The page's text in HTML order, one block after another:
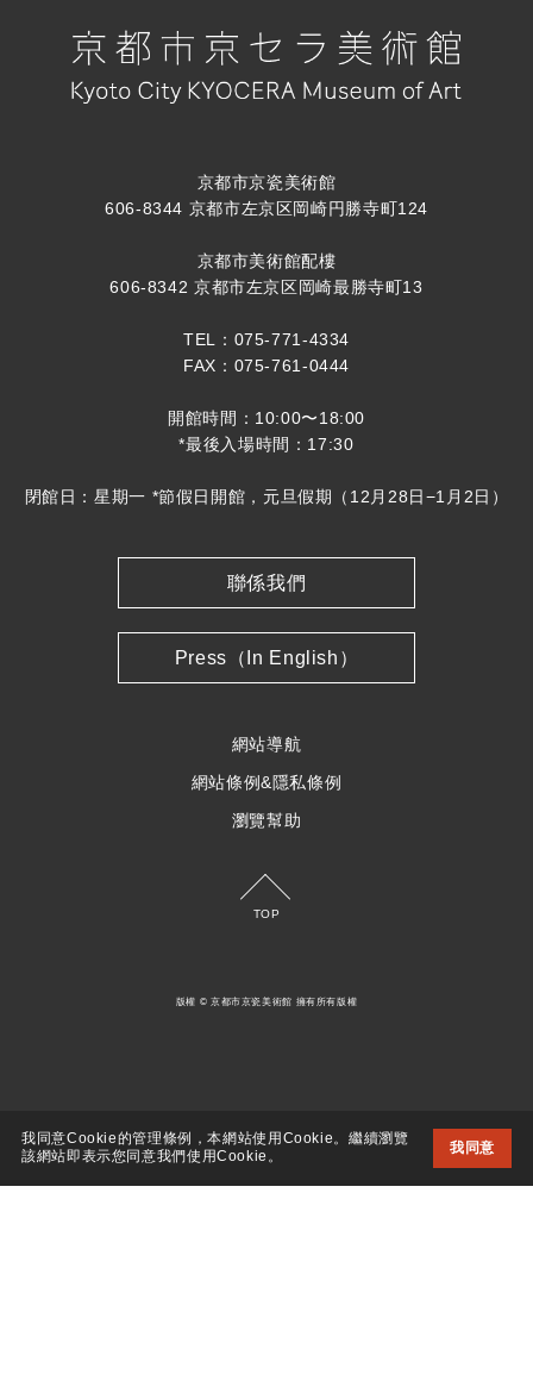
我同意Cookie的管理條例，本網站使用Cookie。繼續瀏覽
該網站即表示您同意我們使用Cookie。
我同意
京都市京瓷美術館
606-8344 京都市左京区岡崎円勝寺町124
京都市美術館配樓
606-8342 京都市左京区岡崎最勝寺町13
TEL：075-771-4334
FAX：075-761-0444
開館時間：10:00〜18:00
*最後入場時間：17:30
閉館日：星期一 *節假日開館，元旦假期（12月28日−1月2日）
聯係我們
Press（In English）
網站導航
網站條例&隱私條例
瀏覽幫助
TOP
版權 © 京都市京瓷美術館 擁有所有版權